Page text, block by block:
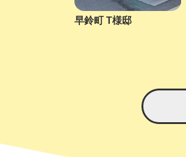
早鈴町 T様邸